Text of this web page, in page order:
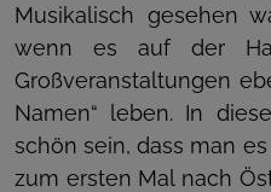
Musikalisch gesehen
wenn es auf der
Großveranstaltungen
Namen“ leben. In
schön sein, dass man
zum ersten Mal nach